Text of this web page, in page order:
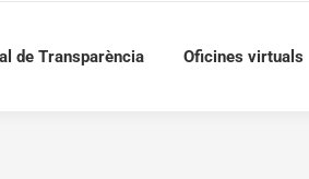
de Transparència Oficines virtuals